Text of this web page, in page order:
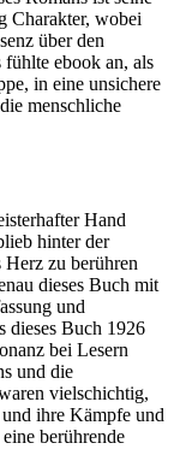
Charakter, wobei
über den
ebook an, als
in eine unsichere
menschliche
Hand
hinter der
zu berühren
dieses Buch mit
und
dieses Buch 1926
bei Lesern
und die
vielschichtig,
ihre Kämpfe und
berührende